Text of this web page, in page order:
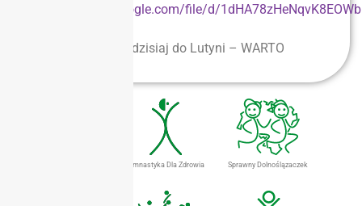
https://drive.google.com/file/d/
Zapraszamy już dzisiaj do Lutyni – WARTO
Gimnastyka Dla Zdrowia Sprawny Dolnoślązaczek